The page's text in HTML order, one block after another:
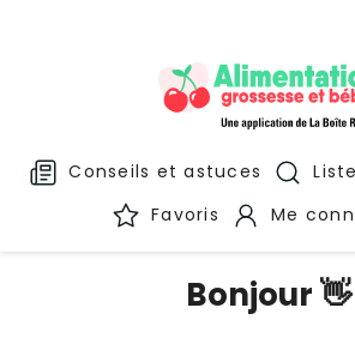
Conseils et astuces
Favoris
Me
Bonjour 👋